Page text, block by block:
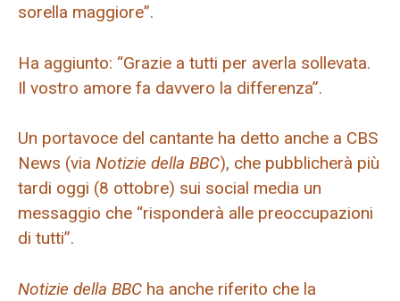
sorella maggiore”.
Ha aggiunto: “Grazie a tutti per averla sollevata.
Il vostro amore fa davvero la differenza”.
Un portavoce del cantante ha detto anche a CBS
News (via Notizie della BBC), che pubblicherà più
tardi oggi (8 ottobre) sui social media un
messaggio che “risponderà alle preoccupazioni
di tutti”.
Notizie della BBC ha anche riferito che la